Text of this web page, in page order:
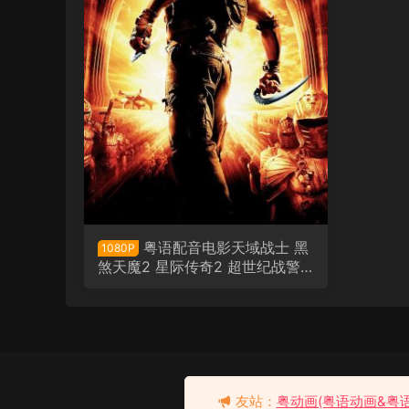
1080P
粤语配音电影天域战士 黑
煞天魔2 星际传奇2 超世纪战警2
全24集 卞赫的爱情粤语版
友站： 粤动画(粤语动画&粤